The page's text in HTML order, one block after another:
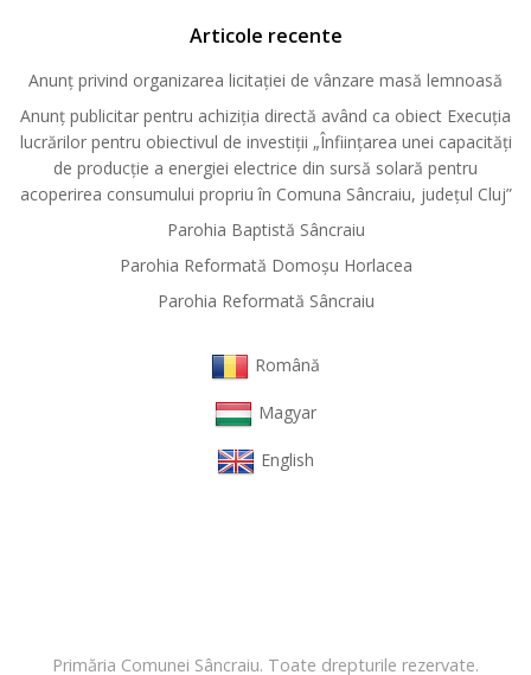
Articole recente
Anunț privind organizarea licitației de vânzare masă lemnoasă
Anunț publicitar pentru achiziția directă având ca obiect Execuția
lucrărilor pentru obiectivul de investiții „Înființarea unei capacități
de producție a energiei electrice din sursă solară pentru
acoperirea consumului propriu în Comuna Sâncraiu, județul Cluj”
Parohia Baptistă Sâncraiu
Parohia Reformată Domoşu Horlacea
Parohia Reformată Sâncraiu
Română
Magyar
English
Primăria Comunei Sâncraiu. Toate drepturile rezervate.